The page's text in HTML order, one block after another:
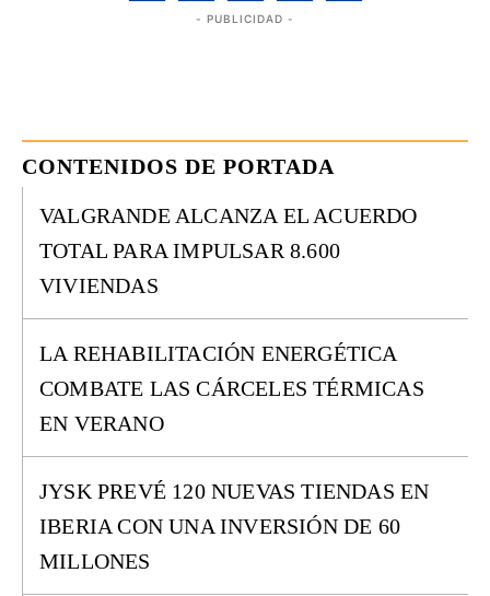
- PUBLICIDAD -
CONTENIDOS DE PORTADA
VALGRANDE ALCANZA EL ACUERDO
TOTAL PARA IMPULSAR 8.600
VIVIENDAS
LA REHABILITACIÓN ENERGÉTICA
COMBATE LAS CÁRCELES TÉRMICAS
EN VERANO
JYSK PREVÉ 120 NUEVAS TIENDAS EN
IBERIA CON UNA INVERSIÓN DE 60
MILLONES